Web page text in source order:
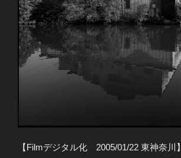
【Filmデジタル化 2005/01/22 東神奈川】